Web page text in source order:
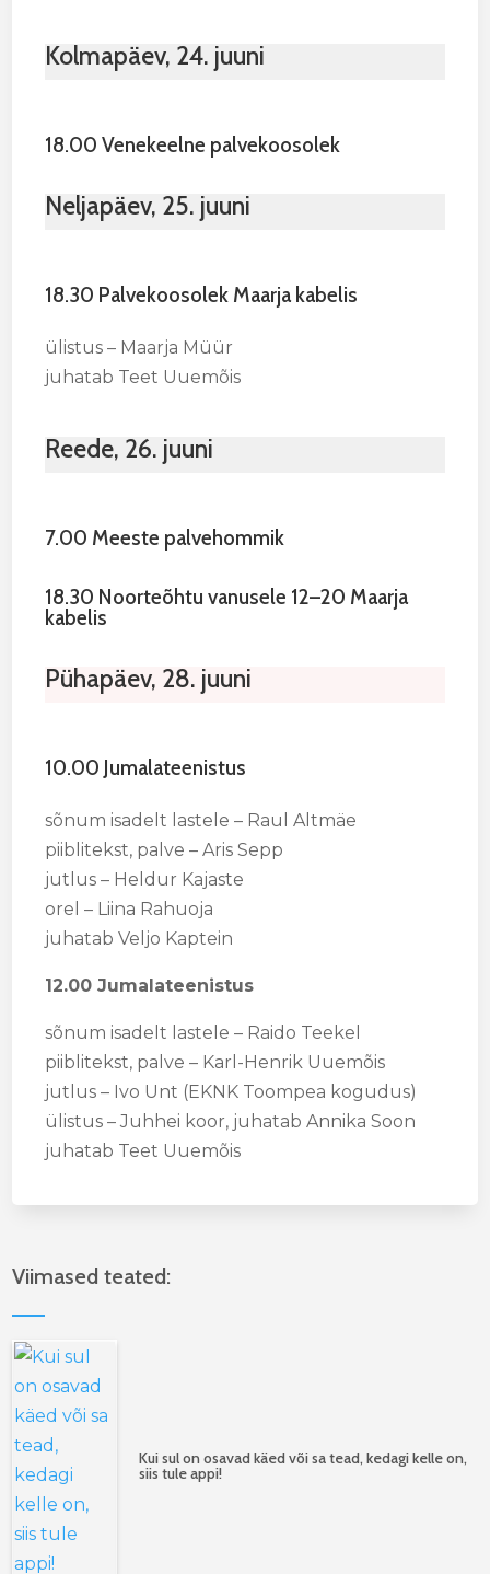
Kolmapäev, 24. juuni
18.00 Venekeelne palvekoosolek
Neljapäev, 25. juuni
18.30 Palvekoosolek Maarja kabelis
ülistus – Maarja Müür
juhatab Teet Uuemõis
Reede, 26. juuni
7.00 Meeste palvehommik
18.30 Noorteõhtu vanusele 12–20 Maarja
kabelis
Pühapäev, 28. juuni
10.00 Jumalateenistus
sõnum isadelt lastele – Raul Altmäe
piiblitekst, palve – Aris Sepp
jutlus – Heldur Kajaste
orel – Liina Rahuoja
juhatab Veljo Kaptein
12.00 Jumalateenistus
sõnum isadelt lastele – Raido Teekel
piiblitekst, palve – Karl-Henrik Uuemõis
jutlus – Ivo Unt (EKNK Toompea kogudus)
ülistus – Juhhei koor, juhatab Annika Soon
juhatab Teet Uuemõis
Viimased teated:
Kui sul on osavad käed või sa tead, kedagi kelle on,
siis tule appi!